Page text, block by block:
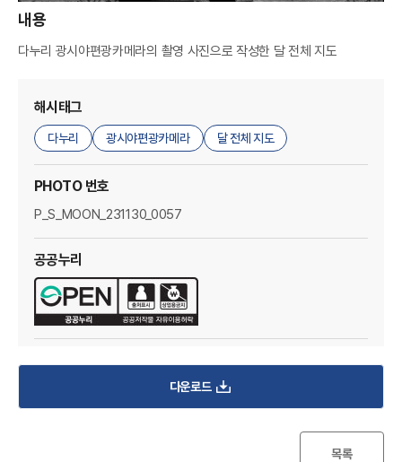
R
I
내용
다누리 광시야편광카메라의 촬영 사진으로 작성한 달 전체 지도
해시태그
다누리 광시야편광카메라 달 전체 지도
PHOTO 번호
P_S_MOON_231130_0057
공공누리
다운로드
목록